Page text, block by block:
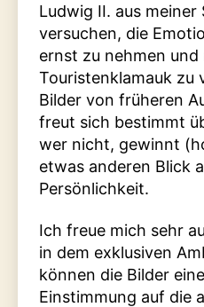
Ludwig II. aus meiner
versuchen, die
ernst zu nehmen und
Touristenklamauk zu
Bilder von früheren
freut sich bestimmt
wer nicht, gewinnt
etwas anderen Blick
Persönlichkeit.
Ich freue mich sehr
in dem exklusiven
können die Bilder
Einstimmung auf die